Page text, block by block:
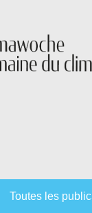
Toutes les